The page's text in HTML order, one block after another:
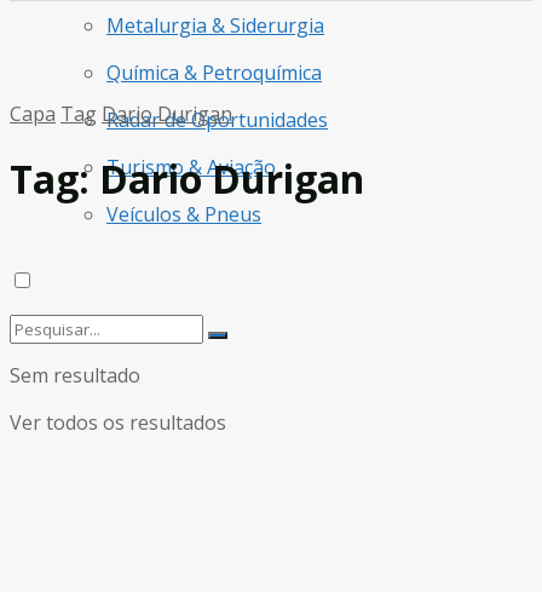
Metalurgia & Siderurgia
Química & Petroquímica
Radar de Oportunidades
Turismo & Aviação
Veículos & Pneus
Sem resultado
Ver todos os resultados
Capa Tag Dario Durigan
Tag:Dario Durigan